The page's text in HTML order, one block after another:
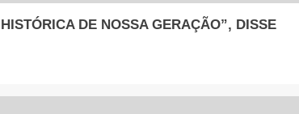
DE NOSSA GERAÇÃO”, DISSE